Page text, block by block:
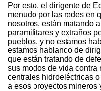
Por esto, el dirigente de
menudo por las redes en
nosotros, están matando
paramilitares y extraños
pueblos, y no estamos
estamos hablando de
que están tratando de
sus modos de vida contra
centrales hidroeléctricas
a esos proyectos mineros